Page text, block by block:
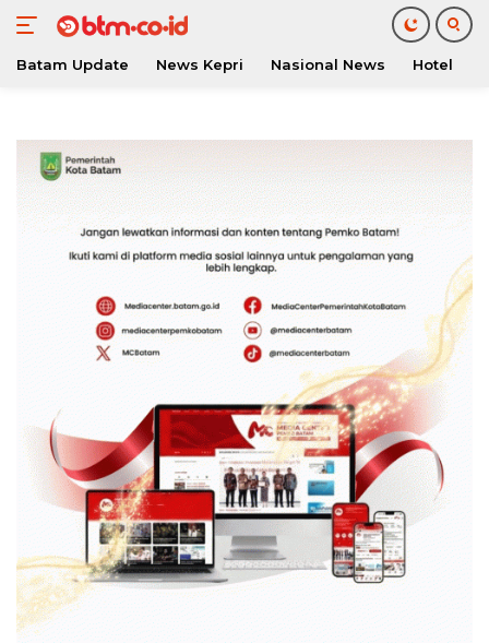
konten
Batam Update News Kepri Nasional News Hotel